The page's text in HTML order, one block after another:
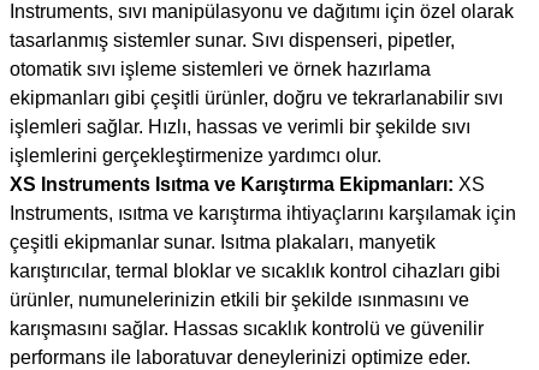
Instruments, sıvı manipülasyonu ve dağıtımı için özel olarak
tasarlanmış sistemler sunar. Sıvı dispenseri, pipetler,
otomatik sıvı işleme sistemleri ve örnek hazırlama
ekipmanları gibi çeşitli ürünler, doğru ve tekrarlanabilir sıvı
işlemleri sağlar. Hızlı, hassas ve verimli bir şekilde sıvı
işlemlerini gerçekleştirmenize yardımcı olur.
XS Instruments Isıtma ve Karıştırma Ekipmanları: XS
Instruments, ısıtma ve karıştırma ihtiyaçlarını karşılamak için
çeşitli ekipmanlar sunar. Isıtma plakaları, manyetik
karıştırıcılar, termal bloklar ve sıcaklık kontrol cihazları gibi
ürünler, numunelerinizin etkili bir şekilde ısınmasını ve
karışmasını sağlar. Hassas sıcaklık kontrolü ve güvenilir
performans ile laboratuvar deneylerinizi optimize eder.